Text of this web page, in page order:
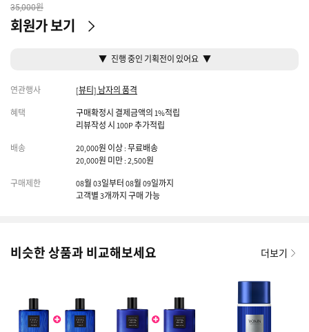
35,000원
회원가 보기
▼ 진행 중인 기획전이 있어요 ▼
연관행사 [뷰티] 남자의 품격
혜택
구매확정시 결제금액의 1%적립
리뷰작성 시 100P 추가적립
배송
20,000원 이상 : 무료배송
20,000원 미만 : 2,500원
구매제한
08월 03일부터 08월 09일까지
고객별 3개까지 구매 가능
비슷한 상품과 비교해보세요 더보기